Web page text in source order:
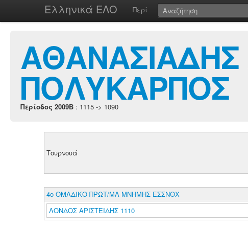
Ελληνικά ΕΛΟ Περί
ΑΘΑΝΑΣΙΑΔΗΣ
ΠΟΛΥΚΑΡΠΟΣ
Περίοδος 2009B : 1115 -> 1090
Τουρνουά
4ο ΟΜΑΔΙΚΟ ΠΡΩΤ/ΜΑ ΜΝΗΜΗΣ ΕΣΣΝΘΧ
ΛΟΝΔΟΣ ΑΡΙΣΤΕΙΔΗΣ 1110